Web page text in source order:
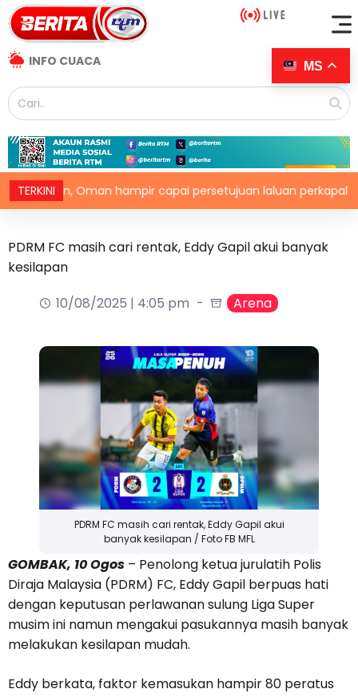
INFO CUACA
TERKINI
Oman hampir capai persetujuan laluan perkapalan
PDRM FC masih cari rentak, Eddy Gapil akui banyak
kesilapan
10/08/2025 | 4:05 pm
Arena
PDRM FC masih cari rentak, Eddy Gapil akui
banyak kesilapan / Foto FB MFL
GOMBAK, 10 Ogos – Penolong ketua jurulatih Polis
Diraja Malaysia (PDRM) FC, Eddy Gapil berpuas hati
dengan keputusan perlawanan sulung Liga Super
musim ini namun mengakui pasukannya masih banyak
melakukan kesilapan mudah.
Eddy berkata, faktor kemasukan hampir 80 peratus
MS